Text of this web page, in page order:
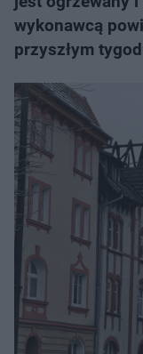
wykonawcą
przyszłym